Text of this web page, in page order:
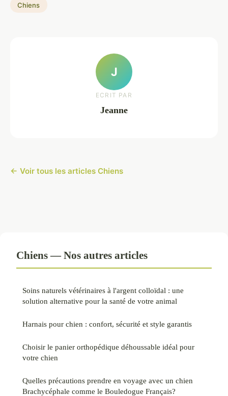
Chiens
J
ECRIT PAR
Jeanne
← Voir tous les articles Chiens
Chiens — Nos autres articles
Soins naturels vétérinaires à l'argent colloïdal : une
solution alternative pour la santé de votre animal
Harnais pour chien : confort, sécurité et style garantis
Choisir le panier orthopédique déhoussable idéal pour
votre chien
Quelles précautions prendre en voyage avec un chien
Brachycéphale comme le Bouledogue Français?